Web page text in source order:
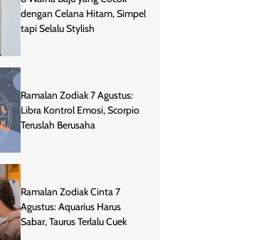
dengan Celana Hitam, Simpel
tapi Selalu Stylish
Ramalan Zodiak 7 Agustus:
Libra Kontrol Emosi, Scorpio
Teruslah Berusaha
Ramalan Zodiak Cinta 7
Agustus: Aquarius Harus
Sabar, Taurus Terlalu Cuek